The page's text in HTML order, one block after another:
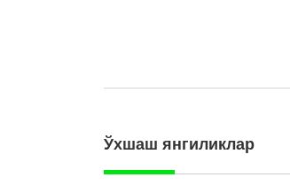
Ўхшаш янгиликлар